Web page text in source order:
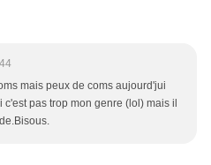
mais peux de coms aujourd'jui
pas trop mon genre (lol) mais il